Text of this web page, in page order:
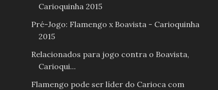
Carioquinha 2015
Pré-Jogo: Flamengo x Boavista - Carioquinha
2015
Relacionados para jogo contra o Boavista,
Carioqui...
Flamengo pode ser líder do Carioca com